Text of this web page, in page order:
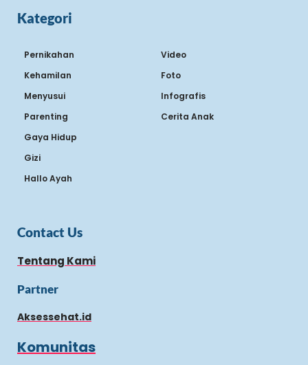
Kategori
Pernikahan
Kehamilan
Menyusui
Parenting
Gaya Hidup
Gizi
Hallo Ayah
Video
Foto
Infografis
Cerita Anak
Contact Us
Tentang Kami
Partner
Aksessehat.id
Komunitas